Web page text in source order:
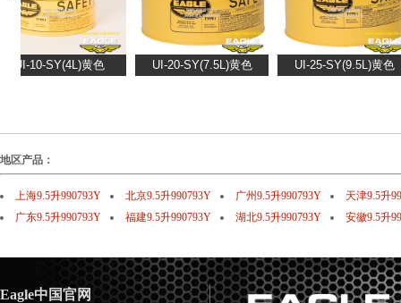
地区产品：
上海9.5升990793Y 北京9.5升990793Y 广州9.5升990793Y
天津9.5升
广东9.5升990793Y
福建9.5升990793Y 湖北9.5升990793Y 安徽9.5升
Eagle中国官网